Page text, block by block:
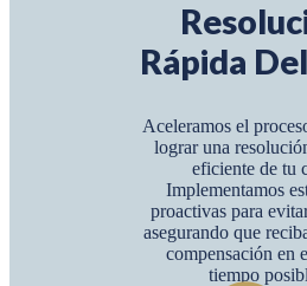
Rápida
Aceleramos el
lograr una
eficiente de tu
Implementamos
proactivas para
asegurando que
compensación en
tiempo